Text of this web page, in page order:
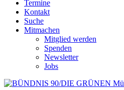
Termine
Kontakt
Suche
Mitmachen
Mitglied werden
Spenden
Newsletter
Jobs